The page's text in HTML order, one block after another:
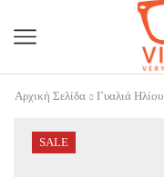
Αρχική Σελίδα Γυαλιά Ηλίου
SALE